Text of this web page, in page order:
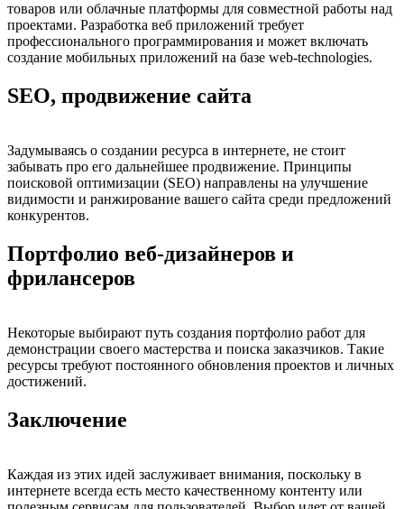
товаров или облачные платформы для совместной работы над
проектами. Разработка веб приложений требует
профессионального программирования и может включать
создание мобильных приложений на базе web-technologies.
SEO, продвижение сайта
Задумываясь о создании ресурса в интернете, не стоит
забывать про его дальнейшее продвижение. Принципы
поисковой оптимизации (SEO) направлены на улучшение
видимости и ранжирование вашего сайта среди предложений
конкурентов.
Портфолио веб-дизайнеров и
фрилансеров
Некоторые выбирают путь создания портфолио работ для
демонстрации своего мастерства и поиска заказчиков. Такие
ресурсы требуют постоянного обновления проектов и личных
достижений.
Заключение
Каждая из этих идей заслуживает внимания, поскольку в
интернете всегда есть место качественному контенту или